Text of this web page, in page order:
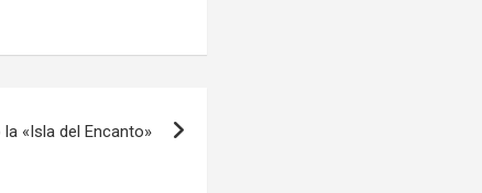
«Isla del Encanto»